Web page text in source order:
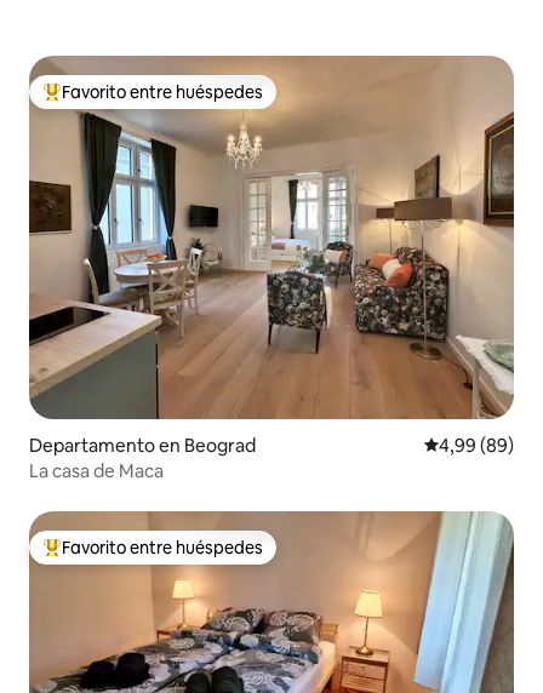
Favorito entre los huéspedes más destacados
Favorito entre huéspedes
Departamento en Beograd Calificación
4,99 (89)
La casa de Maca
Favorito entre los huéspedes más destacados
Favorito entre huéspedes